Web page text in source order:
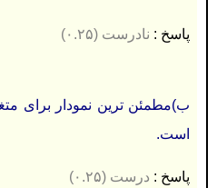
پاسخ : نادرست (۰.۲۵)
ب)مطمئن ترین نمودار برای
است.
پاسخ : درست (۰.۲۵)